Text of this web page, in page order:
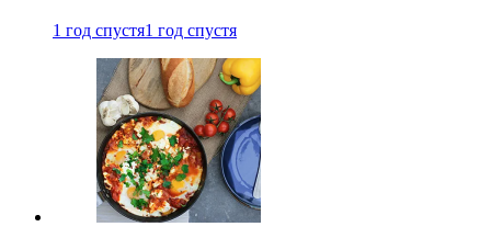
1 год спустя1 год спустя